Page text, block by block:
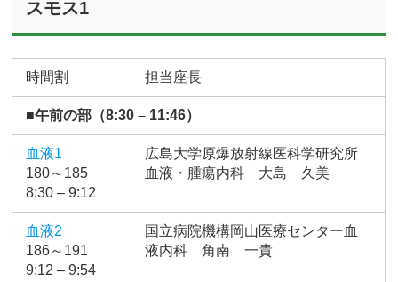
スモス1
時間割 担当座長
■午前の部（8:30 – 11:46）
血液1
180～185
8:30 – 9:12
広島大学原爆放射線医科学研究所
血液・腫瘍内科 大島 久美
血液2
186～191
9:12 – 9:54
国立病院機構岡山医療センター血
液内科 角南 一貴